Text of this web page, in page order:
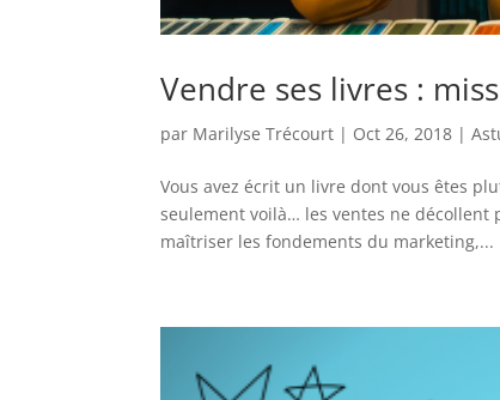
Vendre ses livres :
par Marilyse Trécourt | Oct 26, 2018 |
Vous avez écrit un livre dont vous êtes
seulement voilà… les ventes ne
maîtriser les fondements du marketing,...